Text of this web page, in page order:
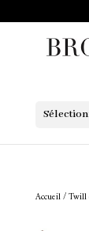
Accueil/Twill